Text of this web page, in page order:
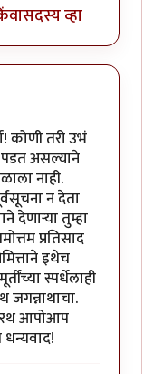
सदस्य व्हा
स्पंदना
कोणी तरी उभं
असल्याने
नाही.
न देता
तुम्हा
प्रतिसाद
इथेच
स्पर्धेलाही
जगन्नाथाचा.
रथ आपोआप
धन्यवाद!